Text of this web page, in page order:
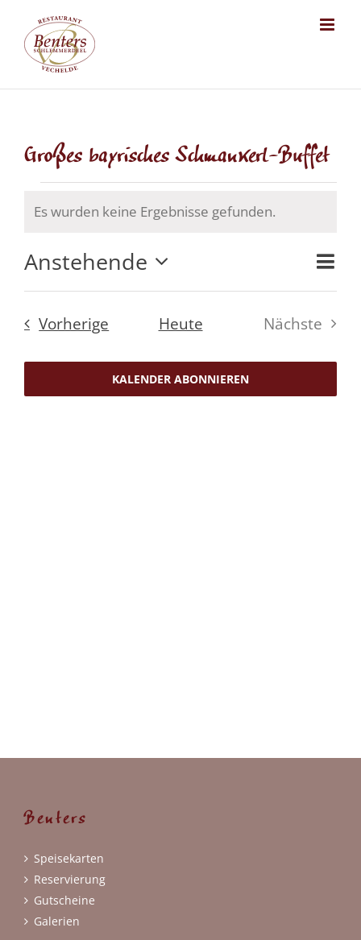
content
Großes bayrisches Schmankerl-Buffet
Veranstaltungen
Hinweis
Es wurden keine Ergebnisse gefunden.
Anstehende
Datum
auswählen.
Vorherige Veranstaltungen
Heute
Nächste
KALENDER ABONNIEREN
Benters
Speisekarten
Reservierung
Gutscheine
Galerien